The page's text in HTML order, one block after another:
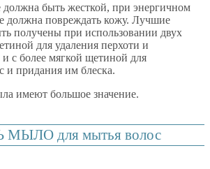
быть жесткой, при энергичном
должна повреждать кожу. Лучшие
получены при использовании двух
для удаления перхоти и
с более мягкой щетиной для
и придания им блеска.
имеют большое значение.
для мытья волос